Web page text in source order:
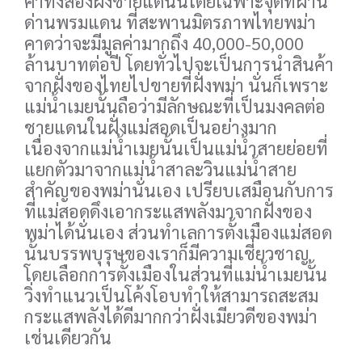
ด่านพรมแดน ที่สะพานมิตรภาพไทยพม่า
คาดว่าจะมีมูลค่ามากถึง 40,000-50,000
ล้านบาทต่อปี โดยทั่วไปจะเป็นการนำสินค้า
จากฝั่งของไทยไปขายที่ฝั่งพม่า นั่นก็เพราะ
แม่น้ำเมยนั้นถือว่ามีลักษณะที่เป็นมงคลต่อ
ชายแดนในฝั่งแม่สอดเป็นอย่างมาก
เนื่องจากแม่น้ำเมยนั้นเป็นแม่น้ำสายย่อยที่
แยกตัวมาจากแม่น้ำสาละวินแม่น้ำสาย
สำคัญของพม่านั่นเอง เปรียบเสมือนกับการ
ที่แม่สอดดึงเอากระแสพลังมาจากฝั่งของ
พม่าได้นั่นเอง ส่วนทำเลการตั้งเมืองแม่สอด
นั้นบรรพบุรุษของเราก็มีความเชี่ยวชาญ
โดยเลือกการตั้งเมืองในส่วนที่แม่น้ำเมยนั้น
วิ่งทำแนวเป็นโค้งโอบทำให้สามารถสะสม
กระแสพลังได้ดีมากกว่าฝั่งเมียวดีของพม่า
เช่นเดียวกัน